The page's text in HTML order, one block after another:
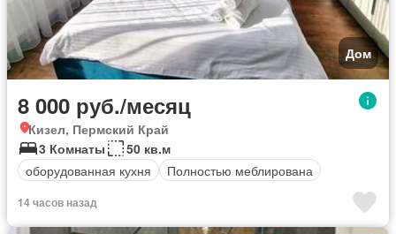
Дом
8 000 руб./месяц
Кизел, Пермский Край
3 Комнаты
50 кв.м
оборудованная кухня
Полностью меблирована
14 часов назад